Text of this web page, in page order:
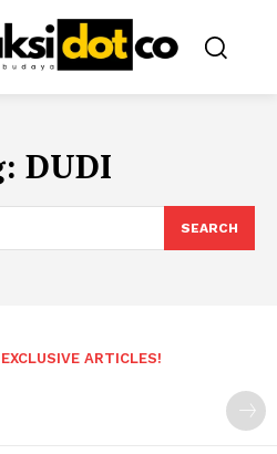
DUDI
SEARCH
ARTICLES!